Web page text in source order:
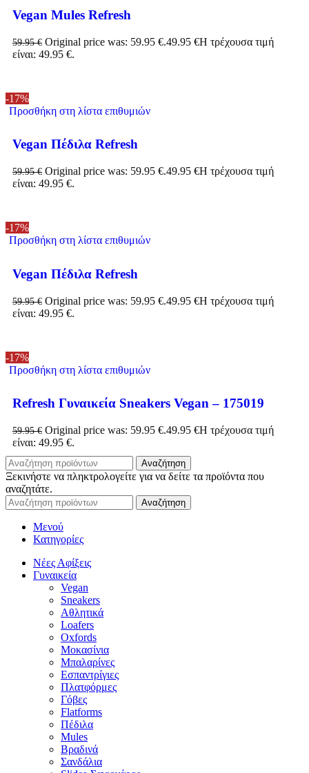
Vegan Mules Refresh
59.95€ Original price was: 59.95 €.49.95 €Η τρέχουσα τιμή
είναι: 49.95 €.
-17%
Προσθήκη στη λίστα επιθυμιών
Vegan Πέδιλα Refresh
59.95€ Original price was: 59.95 €.49.95 €Η τρέχουσα τιμή
είναι: 49.95 €.
-17%
Προσθήκη στη λίστα επιθυμιών
Vegan Πέδιλα Refresh
59.95€ Original price was: 59.95 €.49.95 €Η τρέχουσα τιμή
είναι: 49.95 €.
-17%
Προσθήκη στη λίστα επιθυμιών
Refresh Γυναικεία Sneakers Vegan – 175019
59.95€ Original price was: 59.95 €.49.95 €Η τρέχουσα τιμή
είναι: 49.95 €.
Αναζήτηση
Ξεκινήστε να πληκτρολογείτε για να δείτε τα προϊόντα που
αναζητάτε.
Αναζήτηση
Μενού
Κατηγορίες
Νέες Αφίξεις
Γυναικεία
Vegan
Sneakers
Αθλητικά
Loafers
Oxfords
Μοκασίνια
Μπαλαρίνες
Εσπαντρίγιες
Πλατφόρμες
Γόβες
Flatforms
Πέδιλα
Mules
Βραδινά
Σανδάλια